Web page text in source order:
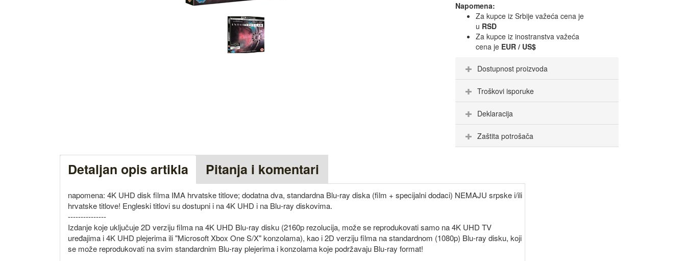
Napomena:
Za kupce iz Srbije važeća cena je
u RSD
Za kupce iz inostranstva važeća
cena je EUR / US$
Dostupnost proizvoda
Troškovi isporuke
Deklaracija
Zaštita potrošača
Detaljan opis artikla Pitanja i komentari
napomena: 4K UHD disk filma IMA hrvatske titlove; dodatna dva, standardna Blu-ray diska (film + specijalni dodaci) NEMAJU srpske i/ili
hrvatske titlove! Engleski titlovi su dostupni i na 4K UHD i na Blu-ray diskovima.
---------------
Izdanje koje uključuje 2D verziju filma na 4K UHD Blu-ray disku (2160p rezolucija, može se reprodukovati samo na 4K UHD TV
uređajima i 4K UHD plejerima ili "Microsoft Xbox One S/X" konzolama), kao i 2D verziju filma na standardnom (1080p) Blu-ray disku, koji
se može reprodukovati na svim standardnim Blu-ray plejerima i konzolama koje podržavaju Blu-ray format!